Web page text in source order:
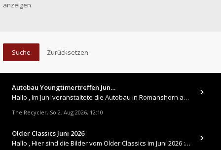
anzeigen
Autobau Youngtimertreffen Jun…
Hallo , Im Juni veranstaltete die Autobau in Romanshorn auf ihrem Gelände ein kleines Youngtimertreffen : https://up.
The Recycler, So 2. Aug 2026, 12:10
Older Classics Juni 2026
​Hallo , Hier sind die Bilder vom Older Classics im Juni 2026 : https://up.picr.de/51155940wd.jpg https://up.pic